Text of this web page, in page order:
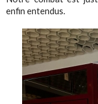
enfin entendus.